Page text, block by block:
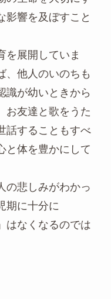
影響を及ぼすこと
を展開していま
、他人のいのちも
識が幼いときから
お友達と歌をうた
話することもすべ
と体を豊かにして
の悲しみがわかっ
期に十分に
はなくなるのでは